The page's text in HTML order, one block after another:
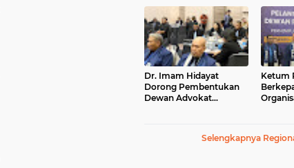
Statement di Media
Dr. Imam Hidayat
Dorong Pembentukan
Dewan Advokat
Ketum
Selengkapnya